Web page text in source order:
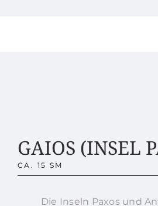
GAIOS (INSEL
CA. 15 SM
Die Inseln Paxos und